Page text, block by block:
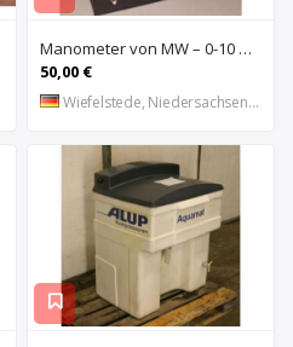
Manometer von MW – 0-10 bar
50,00 €
Wiefelstede, Niedersachsen, DE